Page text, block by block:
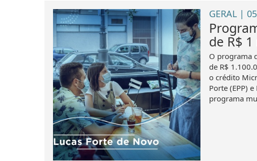
GERAL |
de R$
O programa
de R$
o crédito
Porte (EPP)
programa